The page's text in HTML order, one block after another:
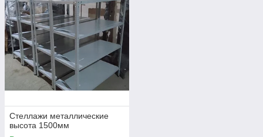
Стеллажи металлические
высота 1500мм